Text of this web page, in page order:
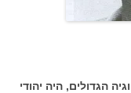
הגדולים, היה יהודי